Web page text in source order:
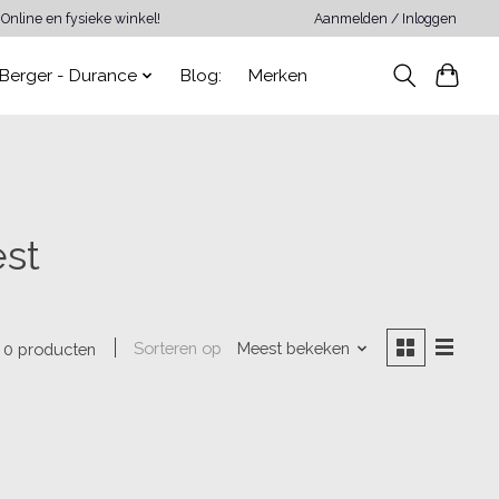
en fysieke winkel! Aanmelden / Inloggen
- Durance Blog: Merken
0 producten Sorteren op Meest bekeken